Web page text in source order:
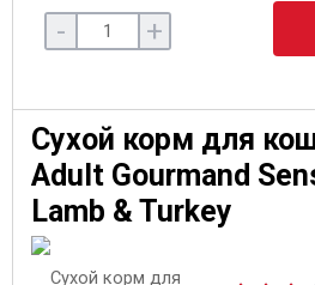
- +
Сухой корм для
Adult Gourmand
Lamb & Turkey